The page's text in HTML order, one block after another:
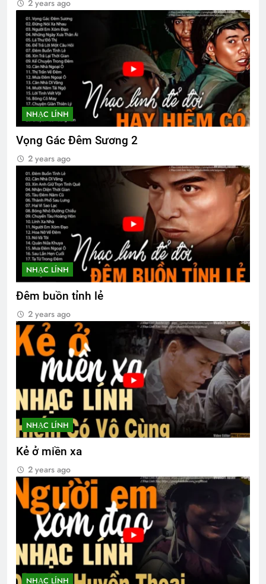
2 years ago
NHẠC LÍNH
Vọng Gác Đêm Sương 2
2 years ago
NHẠC LÍNH
Đêm buồn tỉnh lẻ
2 years ago
NHẠC LÍNH
Kẻ ở miền xa
2 years ago
NHẠC LÍNH